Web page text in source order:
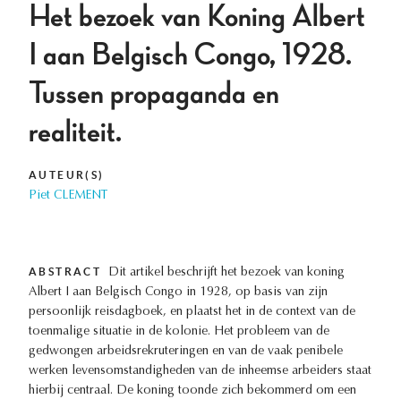
Het bezoek van Koning Albert
I aan Belgisch Congo, 1928.
Tussen propaganda en
realiteit.
AUTEUR(S)
Piet CLEMENT
ABSTRACT
Dit artikel beschrijft het bezoek van koning
Albert I aan Belgisch Congo in 1928, op basis van zijn
persoonlijk reisdagboek, en plaatst het in de context van de
toenmalige situatie in de kolonie. Het probleem van de
gedwongen arbeidsrekruteringen en van de vaak penibele
werken levensomstandigheden van de inheemse arbeiders staat
hierbij centraal. De koning toonde zich bekommerd om een